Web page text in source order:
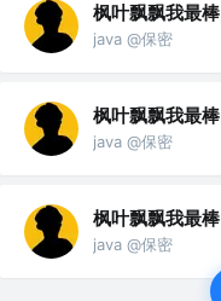
枫叶飘飘我最棒
java @保密
枫叶飘飘我最棒
java @保密
枫叶飘飘我最棒
java @保密